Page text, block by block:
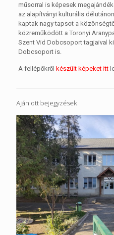
műsorral is képesek
az alapítványi kulturális
kaptak nagy tapsot a
közreműködött a Toronyi
Szent Vid Dobcsoport tagjaival
Dobcsoport is.
A fellépőkről készült képeket itt
Ajánlott bejegyzések